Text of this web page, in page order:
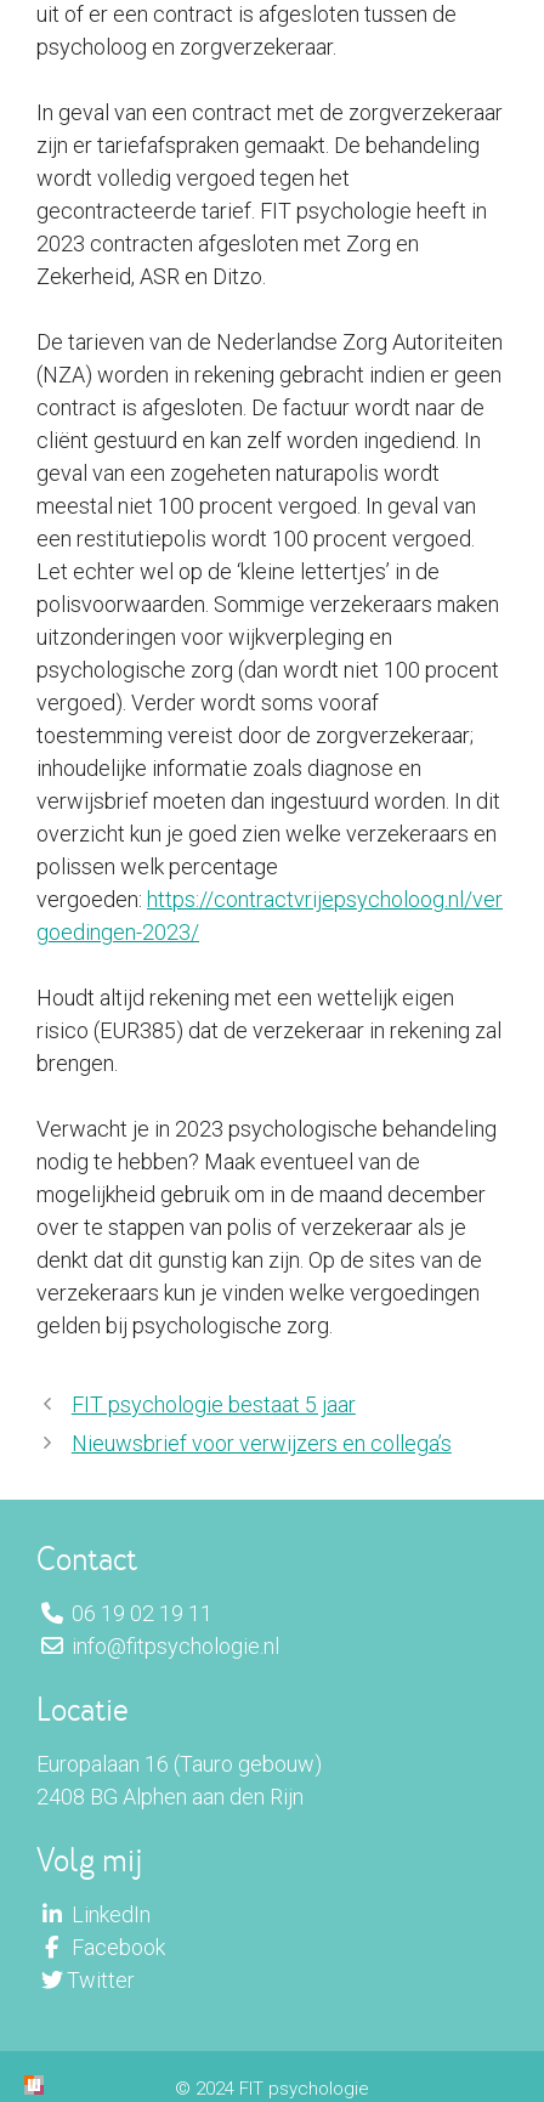
uit of er een contract is afgesloten tussen de
psycholoog en zorgverzekeraar.
In geval van een contract met de zorgverzekeraar
zijn er tariefafspraken gemaakt. De behandeling
wordt volledig vergoed tegen het
gecontracteerde tarief. FIT psychologie heeft in
2023 contracten afgesloten met Zorg en
Zekerheid, ASR en Ditzo.
De tarieven van de Nederlandse Zorg Autoriteiten
(NZA) worden in rekening gebracht indien er geen
contract is afgesloten. De factuur wordt naar de
cliënt gestuurd en kan zelf worden ingediend. In
geval van een zogeheten naturapolis wordt
meestal niet 100 procent vergoed. In geval van
een restitutiepolis wordt 100 procent vergoed.
Let echter wel op de ‘kleine lettertjes’ in de
polisvoorwaarden. Sommige verzekeraars maken
uitzonderingen voor wijkverpleging en
psychologische zorg (dan wordt niet 100 procent
vergoed). Verder wordt soms vooraf
toestemming vereist door de zorgverzekeraar;
inhoudelijke informatie zoals diagnose en
verwijsbrief moeten dan ingestuurd worden. In dit
overzicht kun je goed zien welke verzekeraars en
polissen welk percentage
vergoeden: https://contractvrijepsycholoog.nl/ver
goedingen-2023/
Houdt altijd rekening met een wettelijk eigen
risico (EUR385) dat de verzekeraar in rekening zal
brengen.
Verwacht je in 2023 psychologische behandeling
nodig te hebben? Maak eventueel van de
mogelijkheid gebruik om in de maand december
over te stappen van polis of verzekeraar als je
denkt dat dit gunstig kan zijn. Op de sites van de
verzekeraars kun je vinden welke vergoedingen
gelden bij psychologische zorg.
FIT psychologie bestaat 5 jaar
Nieuwsbrief voor verwijzers en collega’s
Contact
06 19 02 19 11
info@fitpsychologie.nl
Locatie
Europalaan 16 (Tauro gebouw)
2408 BG Alphen aan den Rijn
Volg mij
LinkedIn
Facebook
Twitter
© 2024 FIT psychologie